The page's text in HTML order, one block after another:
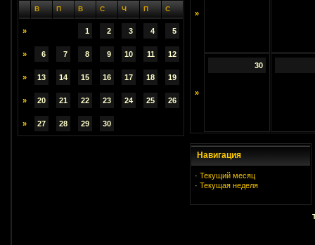
В П В С Ч П С
» 1 2 3 4 5
» 6 7 8 9 10 11 12
» 13 14 15 16 17 18 19
» 20 21 22 23 24 25 26
» 27 28 29 30
»
»
30
Навигация
· Текущий месяц
· Текущая неделя